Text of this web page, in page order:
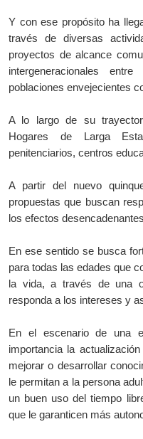
Y con ese propósito ha
través de diversas
proyectos de alcance
intergeneracionales entre
poblaciones envejecientes
A lo largo de su
Hogares de Larga
penitenciarios, centros
A partir del nuevo
propuestas que buscan
los efectos
En ese sentido se busca
para todas las edades que
la vida, a través de una
responda a los intereses y
En el escenario de una
importancia la
mejorar o desarrollar
le permitan a la persona
un buen uso del tiempo
que le garanticen más